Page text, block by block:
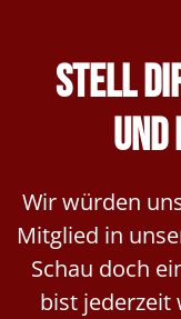
Stell
und
Wir würden
Mitglied in
Schau doch
bist